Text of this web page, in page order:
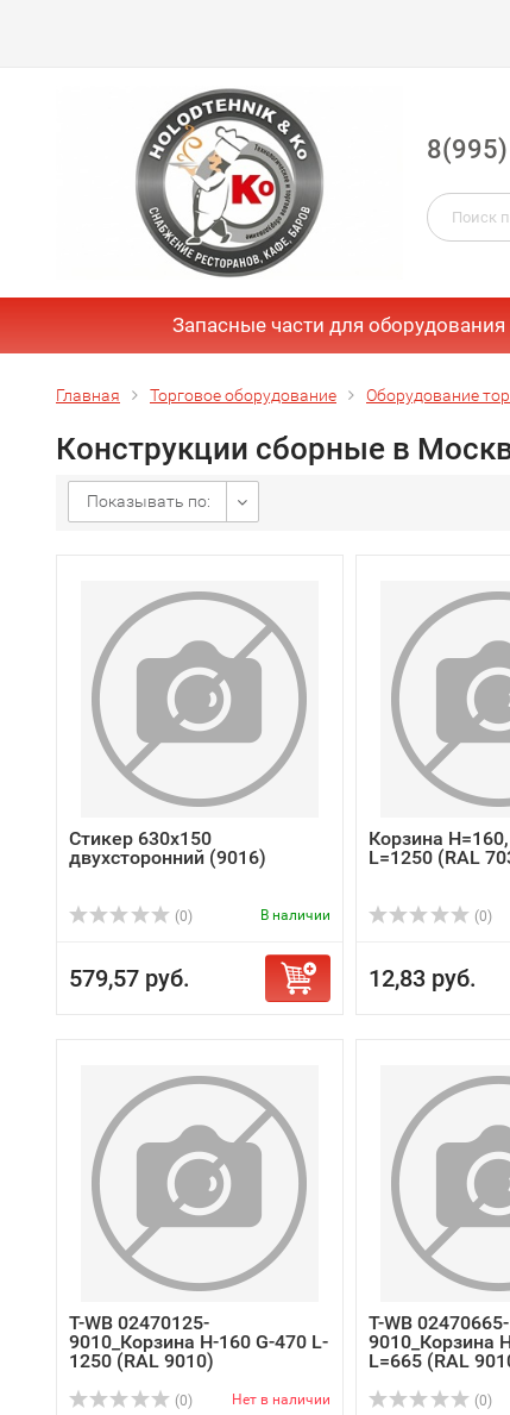
Запасные части для
Главная Торговое оборудование Оборудование
Конструкции сборные в
Показывать по:
Стикер 630х150
двухсторонний (9016)
(0) В наличии
579,57 руб.
Корзина
L=1250 (RAL
(0)
12,83 руб.
T-WB 02470125-
9010_Корзина Н-160 G-470 L-
1250 (RAL 9010)
(0) Нет в наличии
T-WB 02470665-
9010_Корзина
L=665 (RAL
(0)